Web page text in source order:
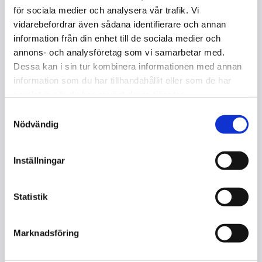
för sociala medier och analysera vår trafik. Vi
vidarebefordrar även sådana identifierare och annan
information från din enhet till de sociala medier och
annons- och analysföretag som vi samarbetar med.
Dessa kan i sin tur kombinera informationen med annan
information som du har tillhandahållit eller som de har
Nödvändig
Inställningar
Statistik
Marknadsföring
Läs mer